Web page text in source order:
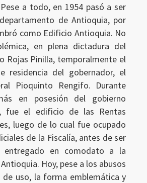
a todo, en 1954 pasó a ser
de Antioquia, por
como Edificio Antioquia. No
en plena dictadura del
Rojas Pinilla, temporalmente el
residencia del gobernador, el
Pioquinto Rengifo. Durante
en posesión del gobierno
fue el edificio de las Rentas
luego de lo cual fue ocupado
de la Fiscalía, antes de ser
entregado en comodato a la
Hoy, pese a los abusos
de uso, la forma emblemática y